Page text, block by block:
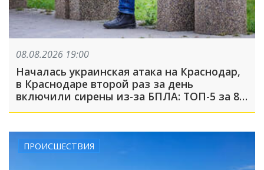
08.08.2026 19:00
Началась украинская атака на Краснодар,
в Краснодаре второй раз за день
включили сирены из-за БПЛА: ТОП-5 за 8
августа
ПРОИСШЕСТВИЯ